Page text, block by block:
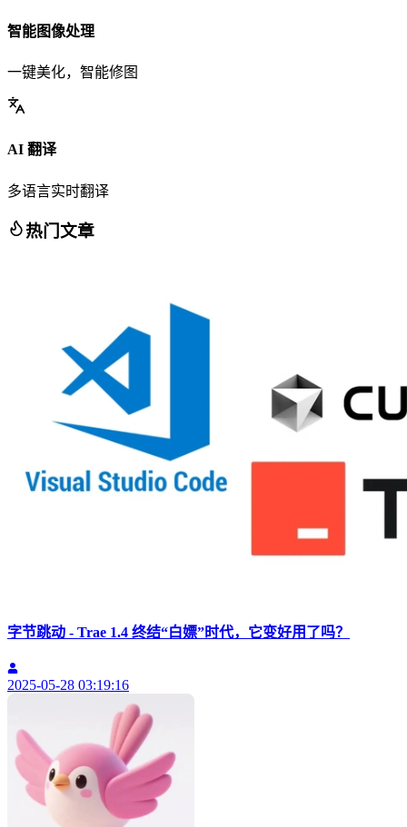
智能图像处理
一键美化，智能修图
AI 翻译
多语言实时翻译
热门文章
字节跳动 - Trae 1.4 终结“白嫖”时代，它变好用了吗？
2025-05-28 03:19:16